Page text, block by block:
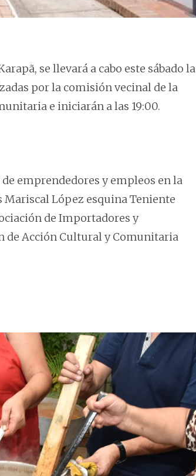
se llevará a cabo este sábado la
por la comisión vecinal de la
e iniciarán a las 19:00.
de emprendedores y empleos en la
Mariscal López esquina Teniente
de Importadores y
de Acción Cultural y Comunitaria